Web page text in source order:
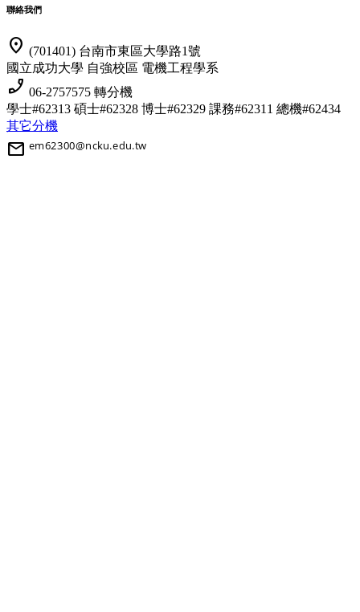
聯絡我們
location_on (701401) 台南市東區大學路1號
國立成功大學 自強校區 電機工程學系
phone_enabled 06-2757575 轉分機
學士#62313 碩士#62328 博士#62329 課務#62311 總機#62434
其它分機
mail